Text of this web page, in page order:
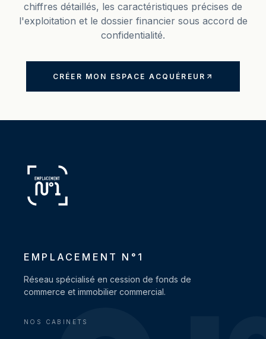
chiffres détaillés, les caractéristiques précises de
l'exploitation et le dossier financier sous accord de
confidentialité.
CRÉER MON ESPACE ACQUÉREUR
EMPLACEMENT N°1
Réseau spécialisé en cession de fonds de
commerce et immobilier commercial.
NOS CABINETS